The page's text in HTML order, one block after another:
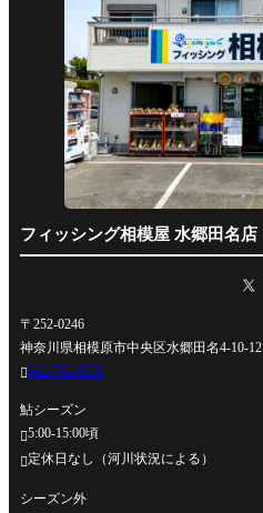
フィッシング相模屋 水郷田名店
〒252-0246
神奈川県相模原市中央区水郷田名4-10-12
042-762-0330
鮎シーズン
5:00-15:00頃
定休日なし（河川状況による）
シーズン外